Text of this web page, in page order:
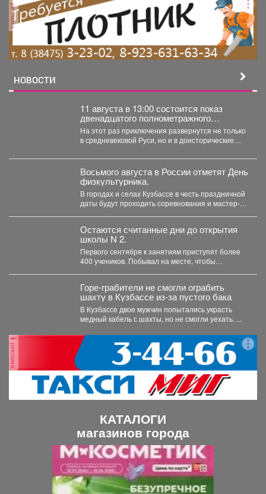
реклама
НОВОСТИ
11 августа в 13:00 состоится показ
двенадцатого полнометражного
мультфильма из знаменитой
«богатырской» франшизы - «Три
богатыря и Пуп Земли» (2023).
На этот раз приключения развернутся не только
в средневековой Руси, но и в доисторические
Восьмого августа в России отметят День
физкультурника.
В городах и селах Кузбассе в честь праздничной
даты будут проходить соревнования и мастер-
Остаются считанные дни до открытия
школы N 2.
Первого сентября к занятиям приступят более
400 учеников. Побывал на месте, чтобы
Горе-грабители не смогли ограбить
шахту в Кузбассе из-за пустого бака
В Кузбассе двое мужчин попытались украсть
медный кабель с шахты, но не смогли уехать. ...
реклама
КАТАЛОГИ
магазинов города